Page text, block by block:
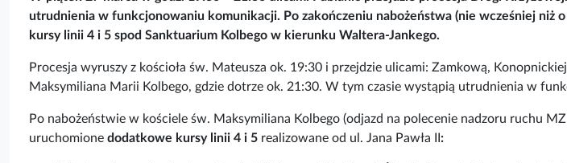
utrudnienia w funkcjonowaniu komunikacji. Po zakończeniu nabożeństwa (nie wcześniej niż
kursy linii 4 i 5 spod Sanktuarium Kolbego w kierunku Waltera-Jankego.
Procesja wyruszy z kościoła św. Mateusza ok. 19:30 i przejdzie ulicami: Zamkową,
Maksymiliana Marii Kolbego, gdzie dotrze ok. 21:30. W tym czasie wystąpią utrudnienia w
Po nabożeństwie w kościele św. Maksymiliana Kolbego (odjazd na polecenie nadzoru ruchu
uruchomione dodatkowe kursy linii 4 i 5 realizowane od ul. Jana Pawła II :